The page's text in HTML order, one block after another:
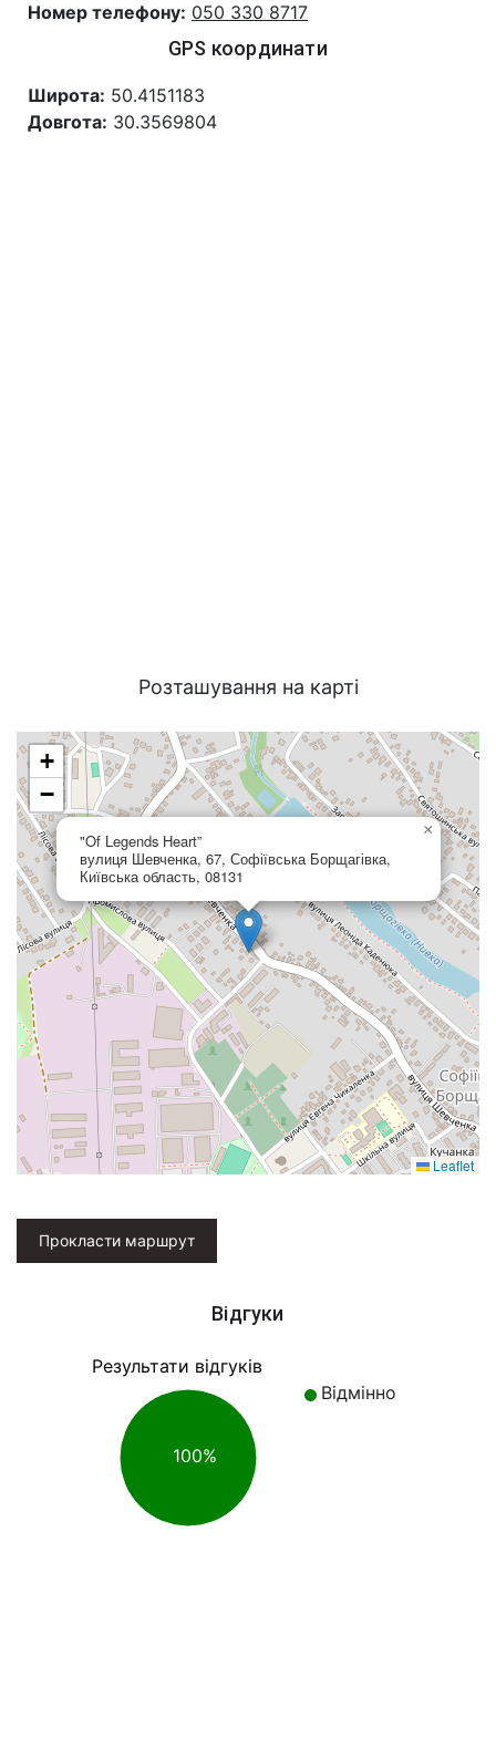
Номер телефону: 050 330 8717
GPS координати
Широта: 50.4151183
Довгота: 30.3569804
Розташування на карті
"Of Legends Heart”
вулиця Шевченка, 67, Софіївська Борщагівка,
Київська область, 08131
×
+
−
Leaflet
Прокласти маршрут
Відгуки
Результати відгуків
Відмінно
100%